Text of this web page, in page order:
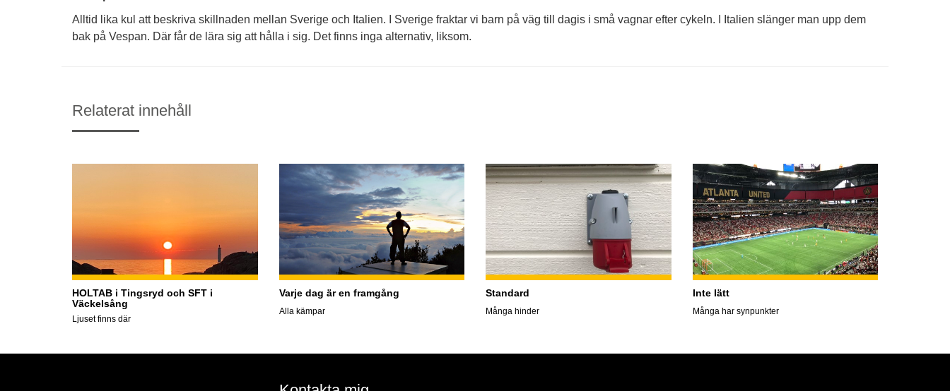
Alltid lika kul att beskriva skillnaden mellan Sverige och Italien. I Sverige fraktar vi barn på väg till dagis i små vagnar efter cykeln. I Italien slänger man upp dem
bak på Vespan. Där får de lära sig att hålla i sig. Det finns inga alternativ, liksom.
Relaterat innehåll
HOLTAB i Tingsryd och SFT i
Väckelsång
Ljuset finns där
Varje dag är en framgång
Alla kämpar
Standard
Många hinder
Inte lätt
Många har synpunkter